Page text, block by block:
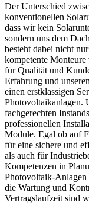
Der Unterschied
konventionellen
dass wir kein
sondern uns dem
besteht dabei nicht
kompetente
für Qualität und
Erfahrung und
einen erstklassigen
Photovoltaikanlagen.
fachgerechten
professionellen
Module. Egal ob auf
für eine sichere und
als auch für
Kompetenzen in
Photovoltaik-Anlagen
die Wartung und
Vertragslaufzeit sind